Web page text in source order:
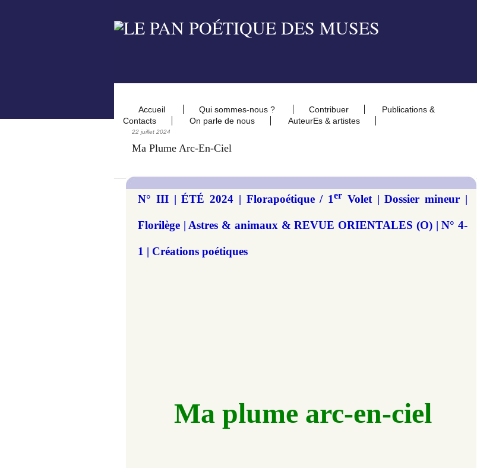
Accueil Qui sommes-nous ? Contribuer
Publications &
Contacts
On parle de nous AuteurEs & artistes
22 juillet 2024
Ma Plume Arc-En-Ciel
N° III | ÉTÉ 2024 | Florapoétique / 1er Volet | Dossier mineur |
Florilège | Astres & animaux & REVUE ORIENTALES (O) | N° 4-
1 | Créations poétiques
Ma plume arc-en-ciel